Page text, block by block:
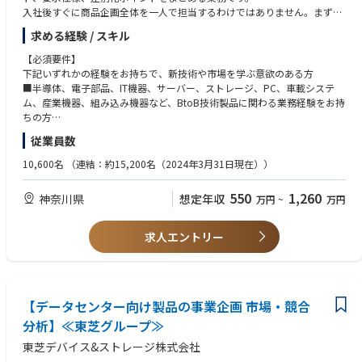
入社後すぐに商品企画全体を一人で担当するわけではありません。まずは
既存製品の企画サポートや製品定義ドキュメントの作成支援から始め、段
階的に次世代製品の企画、仕様検討、開発プロジェクト立ち上げに関わっ
ていただきます。
【期待する役割とステップ】
短期的には、SSD製品、社内プロセス、開発の流れを理解しながら、既存
製品の商品企画サポートや資料作成を担当していただきます。
案の検討に加わっていただきます。顧客要求に合っているか、競合に対し
て強みがあるか、自社技術で実現できるかを確認しながら、開発部門と連
携して企画を具体化します。
将来的には、商品企画の中核メンバーとして、商品戦略の立案から開発プ
ロジェクトの立ち上げまでを推進していただくことを期待しています。
【具体的な仕事内容】
エンタープライズSSDの商品企画担当として、市場要求の整理、製品定
その内容をもとに製品定義ドキュメントを作成し、上位マネジメントへの
提案や開発プロジェクトの承認取得を支援します。
開発推進・技術連携業務では、開発部門と連携し、製品仕様の具体化やス
ケジュール確認を行います。企画した製品の有効性、競争力、実現性を確
求める経験 / スキル
【必須要件】
下記いずれかの経験をお持ちで、新技術や市場を学ぶ意欲のある方
■半導体、電子部品、IT機器、サーバー、ストレージ、PC、車載システ
ム、産業機器、組み込み機器など、BtoB技術製品に関わる業務経験をお持
ちの方
■上記領域において、以下のいずれかの経験をお持ちの方
・商品企画、製品企画
・事業企画、事業戦略
・技術営業、FAE、顧客対応
・プロジェクト推進、関係部門との調整業務
■市場要求、顧客ニーズ、技術情報などを整理し、資料や提案内容にまと
めた経験をお持ちの方
■社内外の関係者と連携し、業務やプロジェクトを前に進めた経験をお持
【歓迎要件】
□SSD、NAND、メモリ、半導体、ストレージ、サーバー、データセンター
に関する知識または業務経験をお持ちの方
□商品企画、製品定義、製品ロードマップ、製品ポートフォリオの検討に
従業員数
10,600名 （連結：約15,200名（2024年3月31日現在））
神奈川県 想定年収 550 万円 ~ 1,260 万円
求人エントリー
【データセンター向け製品の事業企画 市場・競合
分析】≪東芝グループ≫
東芝デバイス&ストレージ株式会社